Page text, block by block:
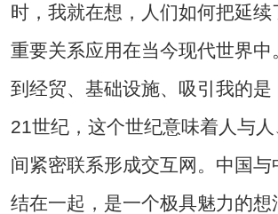
时，我就在想，人们如何把延续
重要关系应用在当今现代世界中
到经贸、基础设施、吸引我的是
21世纪，这个世纪意味着人与
间紧密联系形成交互网。中国与
结在一起，是一个极具魅力的想